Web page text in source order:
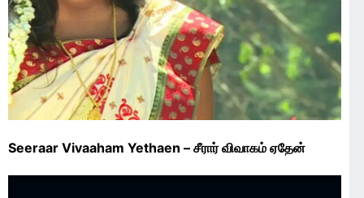
Seeraar Vivaaham Yethaen – சீரார் விவாகம் ஏதேன்